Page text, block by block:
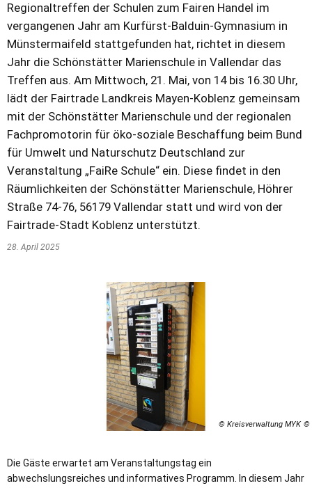
Regionaltreffen der Schulen zum Fairen Handel im
vergangenen Jahr am Kurfürst-Balduin-Gymnasium in
Münstermaifeld stattgefunden hat, richtet in diesem
Jahr die Schönstätter Marienschule in Vallendar das
Treffen aus. Am Mittwoch, 21. Mai, von 14 bis 16.30 Uhr,
lädt der Fairtrade Landkreis Mayen-Koblenz gemeinsam
mit der Schönstätter Marienschule und der regionalen
Fachpromotorin für öko-soziale Beschaffung beim Bund
für Umwelt und Naturschutz Deutschland zur
Veranstaltung „FaiRe Schule“ ein. Diese findet in den
Räumlichkeiten der Schönstätter Marienschule, Höhrer
Straße 74-76, 56179 Vallendar statt und wird von der
Fairtrade-Stadt Koblenz unterstützt.
28. April 2025
© Kreisverwaltung MYK
Die Gäste erwartet am Veranstaltungstag ein
abwechslungsreiches und informatives Programm. In diesem Jahr